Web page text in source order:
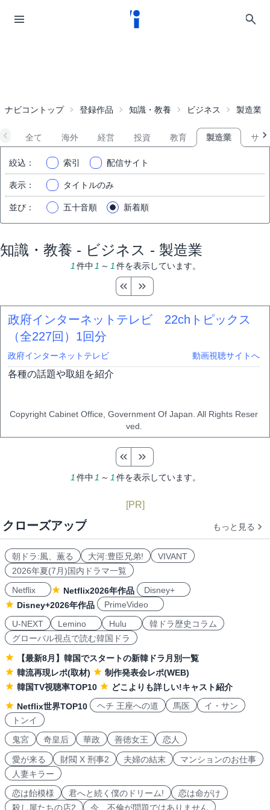
ナビコントップ 登録作品 知識・教養 ビジネス 製造業
全て 海外 経営 投資 教育 製造業 サー
絞込 ： 索引 配信サイト
表示 ： タイトルのみ
並び ： 五十音順 新着順
知識・教養 - ビジネス - 製造業
1 件中 1 ～ 1 件を表示しています。
政府インターネットテレビ 22chトピックス
（全227回） 1回分
政府インターネットテレビ 動画視聴サイトへ
各種の話題や取組を紹介
Copyright Cabinet Office, Government Of Japan. All Rights Reser
ved.
1 件中 1 ～ 1 件を表示しています。
[PR]
クローズアップ もっと見る
朝ドラ:風、薫る 大河:豊臣兄弟!
VIVANT
2026年夏(7月)国内ドラマ一覧
Netflix
Netflix2026年作品
Disney+
Disney+2026年作品
PrimeVideo
U-NEXT
Lemino Hulu
韓ドラ歴史コラム
グローバル視点で読む韓国ドラ
【最新8月】韓国でスタートの新韓ドラ月別一覧
韓流再現レポ(取材)
制作発表会レポ(WEB)
韓国TV視聴率TOP10
どこよりも詳しい!キャスト紹介
Netflix世界TOP10
ヘチ 王座への道 馬医
イ・サン
トンイ
鬼宮
奇皇后 華政 善徳女王 恋人
愛が来る 財閥 X 刑事2 夫婦の結末
マンションのお仕事
人妻キラー
恋は飴模様
君へと続く僕のドリーム!
恋は命がけ
殺し屋たちの店2
今、不倫が問題ではありません